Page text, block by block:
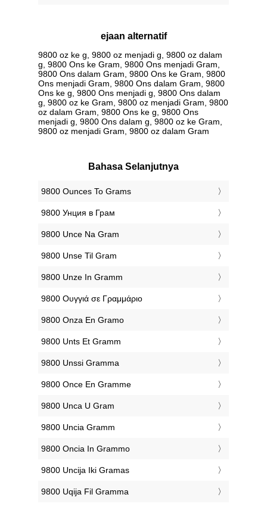
ejaan alternatif
9800 oz ke g, 9800 oz menjadi g, 9800 oz dalam
g, 9800 Ons ke Gram, 9800 Ons menjadi Gram,
9800 Ons dalam Gram, 9800 Ons ke Gram, 9800
Ons menjadi Gram, 9800 Ons dalam Gram, 9800
Ons ke g, 9800 Ons menjadi g, 9800 Ons dalam
g, 9800 oz ke Gram, 9800 oz menjadi Gram, 9800
oz dalam Gram, 9800 Ons ke g, 9800 Ons
menjadi g, 9800 Ons dalam g, 9800 oz ke Gram,
9800 oz menjadi Gram, 9800 oz dalam Gram
Bahasa Selanjutnya
‎9800 Ounces To Grams
‎9800 Унция в Грам
‎9800 Unce Na Gram
‎9800 Unse Til Gram
‎9800 Unze In Gramm
‎9800 Ουγγιά σε Γραμμάριο
‎9800 Onza En Gramo
‎9800 Unts Et Gramm
‎9800 Unssi Gramma
‎9800 Once En Gramme
‎9800 Unca U Gram
‎9800 Uncia Gramm
‎9800 Oncia In Grammo
‎9800 Uncija Iki Gramas
‎9800 Uqija Fil Gramma